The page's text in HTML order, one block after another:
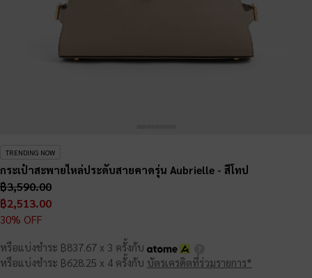
TRENDING NOW
กระเป๋าสะพายไหล่ประดับสายคาดรุ่น Aubrielle - สีโทป
฿3,590.00
฿2,513.00
30% OFF
หรือแบ่งชำระ ฿837.67 x 3 ครั้งกับ
หรือแบ่งชำระ ฿628.25 x 4 ครั้งกับ บัตรเครดิตที่ร่วมรายการ*